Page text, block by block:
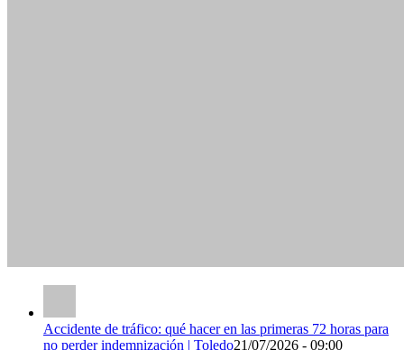
Accidente de tráfico: qué hacer en las primeras 72 horas para
no perder indemnización | Toledo21/07/2026 - 09:00